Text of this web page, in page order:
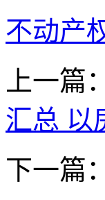
不动产
上一篇：
汇总 以
下一篇：